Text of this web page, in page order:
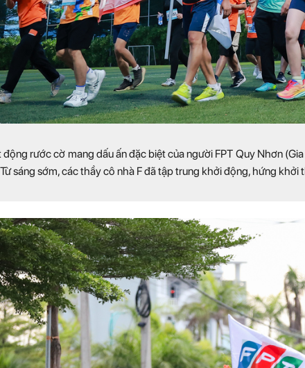
động rước cờ mang dấu ấn đặc biệt của người FPT Quy Nhơn
sáng sớm, các thầy cô nhà F đã tập trung khởi động, hứng